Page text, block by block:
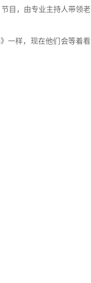
目，由专业主持人带领老
一样，现在他们会等着看